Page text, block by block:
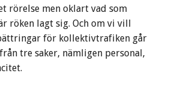
rörelse men oklart vad som
röken lagt sig. Och om vi vill
för kollektivtrafiken går
tre saker, nämligen personal,